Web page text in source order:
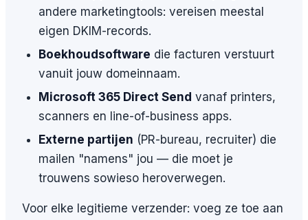
andere marketingtools: vereisen meestal
eigen DKIM-records.
Boekhoudsoftware die facturen verstuurt
vanuit jouw domeinnaam.
Microsoft 365 Direct Send vanaf printers,
scanners en line-of-business apps.
Externe partijen (PR-bureau, recruiter) die
mailen "namens" jou — die moet je
trouwens sowieso heroverwegen.
Voor elke legitieme verzender: voeg ze toe aan